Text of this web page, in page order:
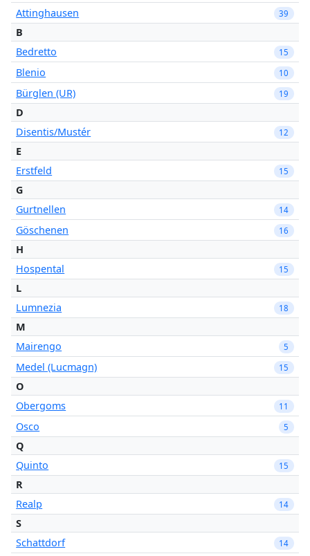
Attinghausen 39
B
Bedretto
15
Blenio 10
Bürglen (UR) 19
D
Disentis/Mustér
12
E
Erstfeld
15
G
Gurtnellen
14
Göschenen 16
H
Hospental
15
L
Lumnezia
18
M
Mairengo
5
Medel (Lucmagn) 15
O
Obergoms
11
Osco 5
Q
Quinto
15
R
Realp
14
S
Schattdorf
14